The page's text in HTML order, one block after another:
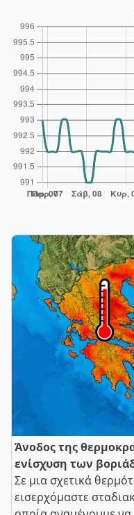
Άνοδος της
ενίσχυση των
Σε μια σχετικά
εισερχόμαστε